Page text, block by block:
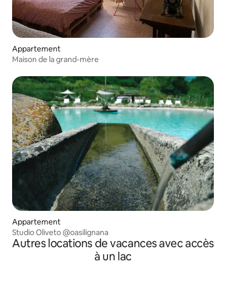
Appartement
Maison de la grand-mère
Appartement
Studio Oliveto @oasilignana
Autres locations de vacances avec accès
à un lac